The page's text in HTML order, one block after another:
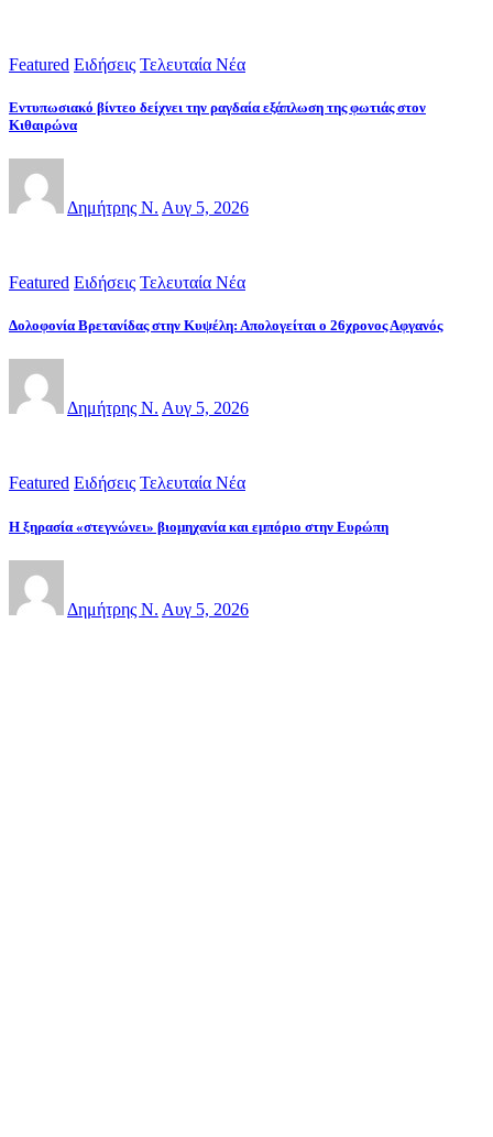
Featured Ειδήσεις Τελευταία Νέα
Εντυπωσιακό βίντεο δείχνει την ραγδαία εξάπλωση της φωτιάς στον
Κιθαιρώνα
Δημήτρης Ν. Αυγ 5, 2026
Featured Ειδήσεις Τελευταία Νέα
Δολοφονία Βρετανίδας στην Κυψέλη: Απολογείται ο 26χρονος Αφγανός
Δημήτρης Ν. Αυγ 5, 2026
Featured Ειδήσεις Τελευταία Νέα
Η ξηρασία «στεγνώνει» βιομηχανία και εμπόριο στην Ευρώπη
Δημήτρης Ν. Αυγ 5, 2026